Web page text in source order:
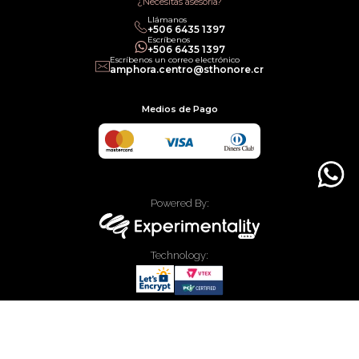
Llámanos
+506 6435 1397
Escríbenos
+506 6435 1397
Escríbenos un correo electrónico
amphora.centro@sthonore.cr
Medios de Pago
Powered By:
Technology: